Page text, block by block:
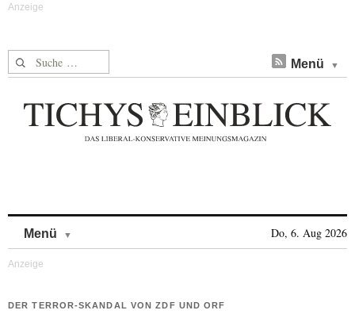
Suche nach: Menü
Menü Do, 6. Aug 2026
DER TERROR-SKANDAL VON ZDF UND ORF